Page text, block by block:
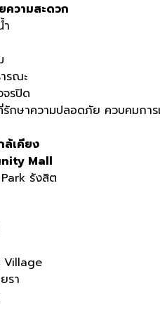
ความสะดวก
ำ
รณะ
รปิด
รักษาความปลอดภัย ควบคมกา
ล้เคียง
Mall
รังสิต
Village
รา